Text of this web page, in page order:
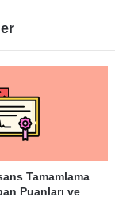
Tamamlama
Puanları ve